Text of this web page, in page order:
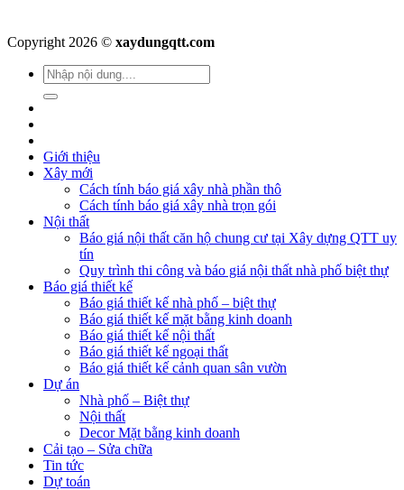
Copyright 2026 © xaydungqtt.com
Giới thiệu
Xây mới
Cách tính báo giá xây nhà phần thô
Cách tính báo giá xây nhà trọn gói
Nội thất
Báo giá nội thất căn hộ chung cư tại Xây dựng QTT uy
tín
Quy trình thi công và báo giá nội thất nhà phố biệt thự
Báo giá thiết kế
Báo giá thiết kế nhà phố – biệt thự
Báo giá thiết kế mặt bằng kinh doanh
Báo giá thiết kế nội thất
Báo giá thiết kế ngoại thất
Báo giá thiết kế cảnh quan sân vườn
Dự án
Nhà phố – Biệt thự
Nội thất
Decor Mặt bằng kinh doanh
Cải tạo – Sửa chữa
Tin tức
Dự toán